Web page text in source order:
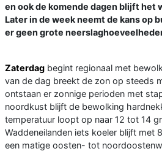
en ook de komende dagen blijft het
Later in de week neemt de kans op
er geen grote
Zaterdag begint regionaal met
van de dag breekt de zon op steeds
ontstaan er zonnige perioden met
noordkust blijft de bewolking
temperatuur loopt op naar 12 tot 14
Waddeneilanden iets koeler blijft met
een matige oosten- tot